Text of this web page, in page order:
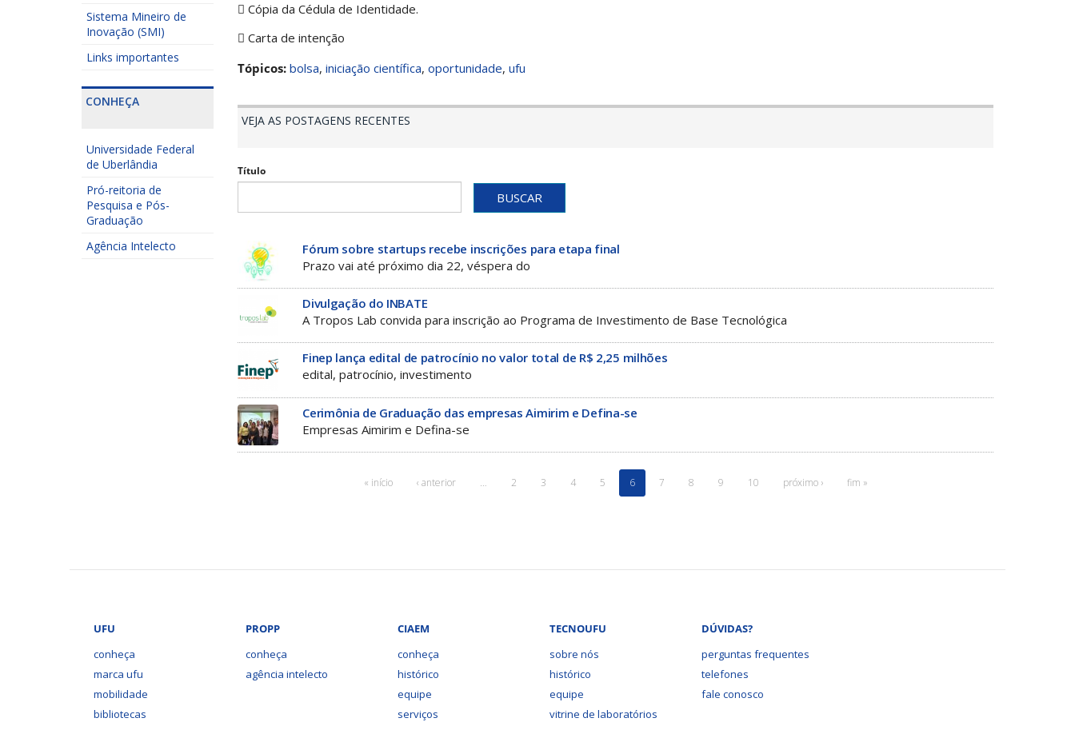
Sistema Mineiro de
Inovação (SMI)
Links importantes
CONHEÇA
Universidade Federal
de Uberlândia
Pró-reitoria de
Pesquisa e Pós-
Graduação
Agência Intelecto
 Cópia da Cédula de Identidade.
 Carta de intenção
Tópicos: bolsa, iniciação científica, oportunidade, ufu
VEJA AS POSTAGENS RECENTES
Título
BUSCAR
Fórum sobre startups recebe inscrições para etapa final
Prazo vai até próximo dia 22, véspera do
Divulgação do INBATE
A Tropos Lab convida para inscrição ao Programa de Investimento de Base Tecnológica
Finep lança edital de patrocínio no valor total de R$ 2,25 milhões
edital, patrocínio, investimento
Cerimônia de Graduação das empresas Aimirim e Defina-se
Empresas Aimirim e Defina-se
« início ‹ anterior … 2 3 4 5 6 7 8 9 10 próximo › fim »
UFU
conheça
marca ufu
mobilidade
bibliotecas
PROPP
conheça
agência intelecto
CIAEM
conheça
histórico
equipe
serviços
TECNOUFU
sobre nós
histórico
equipe
vitrine de laboratórios
DÚVIDAS?
perguntas frequentes
telefones
fale conosco